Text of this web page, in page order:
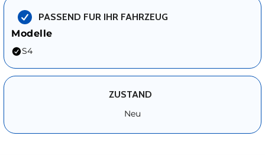
PASSEND FUR IHR FAHRZEUG
Modelle
S4
ZUSTAND
Neu